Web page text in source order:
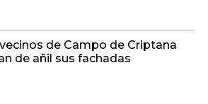
la vuelta ciclista a Castilla-